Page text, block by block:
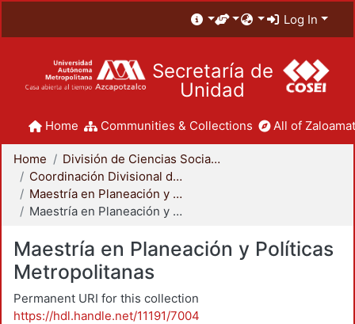
Log In
Secretaría de
Unidad
Home Communities & Collections All of
Home
División de Ciencias Sociales y Humanidades
Coordinación Divisional de Posgrado
Maestría en Planeación y Políticas Metropolitanas
Maestría en Planeación y Políticas Metropolitanas
Maestría en Planeación y Políticas
Metropolitanas
Permanent URI for this collection
https://hdl.handle.net/11191/7004